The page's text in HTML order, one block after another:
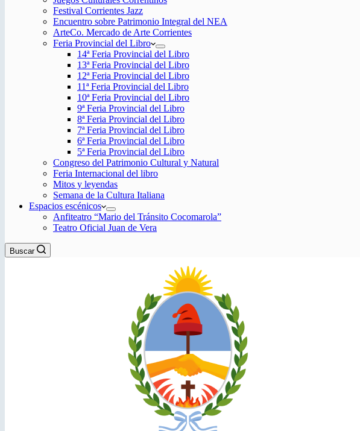
Festival Corrientes Jazz
Encuentro sobre Patrimonio Integral del NEA
ArteCo. Mercado de Arte Corrientes
Feria Provincial del Libro
14ª Feria Provincial del Libro
13ª Feria Provincial del Libro
12ª Feria Provincial del Libro
11ª Feria Provincial del Libro
10ª Feria Provincial del Libro
9ª Feria Provincial del Libro
8ª Feria Provincial del Libro
7ª Feria Provincial del Libro
6ª Feria Provincial del Libro
5ª Feria Provincial del Libro
Congreso del Patrimonio Cultural y Natural
Feria Internacional del libro
Mitos y leyendas
Semana de la Cultura Italiana
Espacios escénicos
Anfiteatro “Mario del Tránsito Cocomarola”
Teatro Oficial Juan de Vera
Buscar